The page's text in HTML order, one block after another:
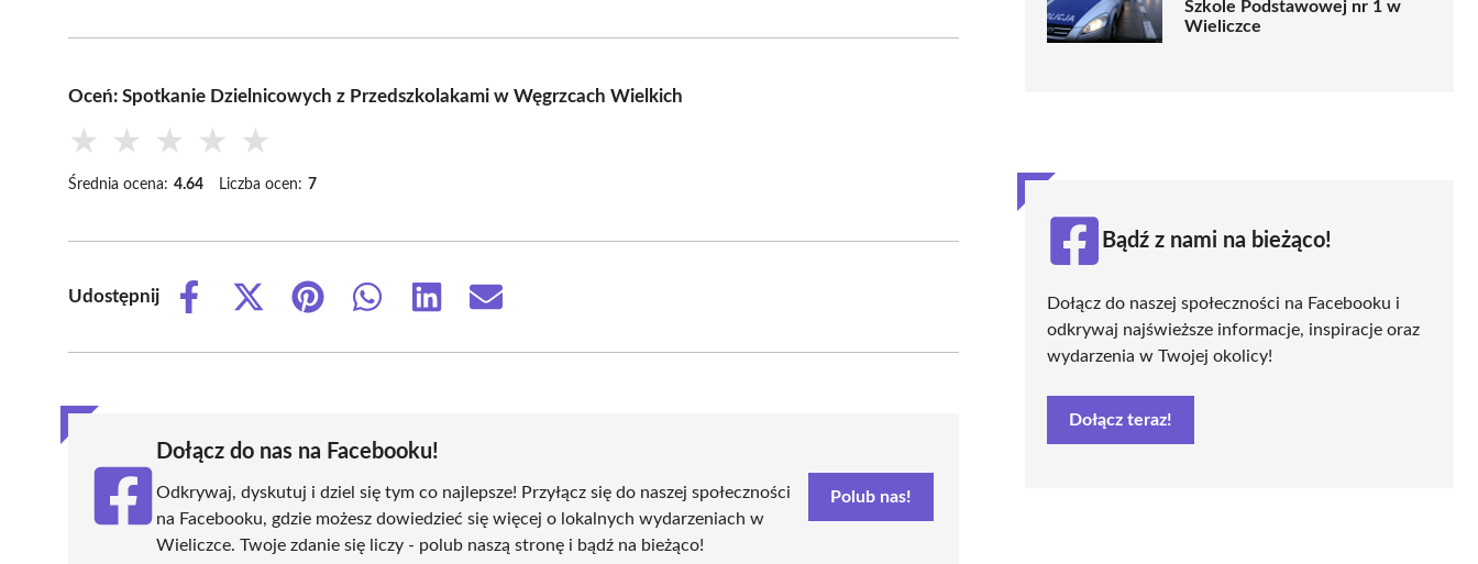
Oceń: Spotkanie Dzielnicowych z Przedszkolakami w Węgrzcach Wielkich
★ ★ ★ ★ ★
Średnia ocena: 4.64 Liczba ocen: 7
Udostępnij
Share
Share
(Twitter)
Share
Share
Share
Share
Dołącz do nas na Facebooku!
Odkrywaj, dyskutuj i dziel się tym co najlepsze! Przyłącz się do naszej społeczności
na Facebooku, gdzie możesz dowiedzieć się więcej o lokalnych wydarzeniach w
Wieliczce. Twoje zdanie się liczy - polub naszą stronę i bądź na bieżąco!
Polub nas!
Szkole Podstawowej nr 1 w
Wieliczce
Bądź z nami na bieżąco!
Dołącz do naszej społeczności na Facebooku i
odkrywaj najświeższe informacje, inspiracje oraz
wydarzenia w Twojej okolicy!
Dołącz teraz!